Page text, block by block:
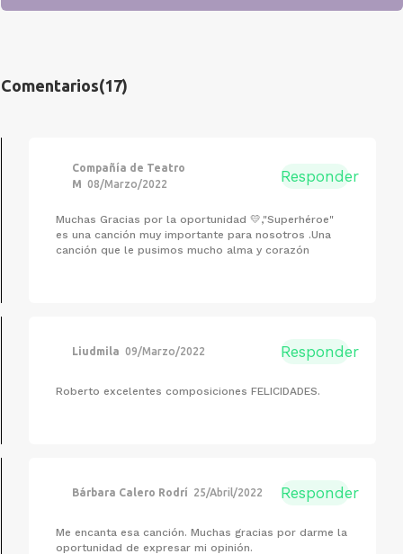
Comentarios(17)
Compañía de Teatro
M 08/Marzo/2022 Responder
Muchas Gracias por la oportunidad 💛,"Superhéroe"
es una canción muy importante para nosotros .Una
canción que le pusimos mucho alma y corazón
Liudmila 09/Marzo/2022 Responder
Roberto excelentes composiciones FELICIDADES.
Bárbara Calero Rodrí 25/Abril/2022 Responder
Me encanta esa canción. Muchas gracias por darme la
oportunidad de expresar mi opinión.